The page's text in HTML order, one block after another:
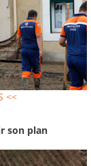
<<
son plan